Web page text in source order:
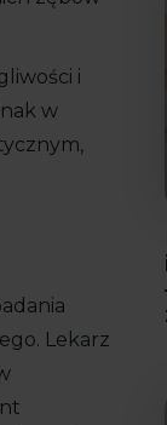
i
w
Lekarz